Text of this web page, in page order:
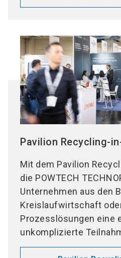
Pavilion Recycling-
Mit dem Pavilion
die POWTECH
Unternehmen aus den
Kreislaufwirtschaft
Prozesslösungen eine
unkomplizierte